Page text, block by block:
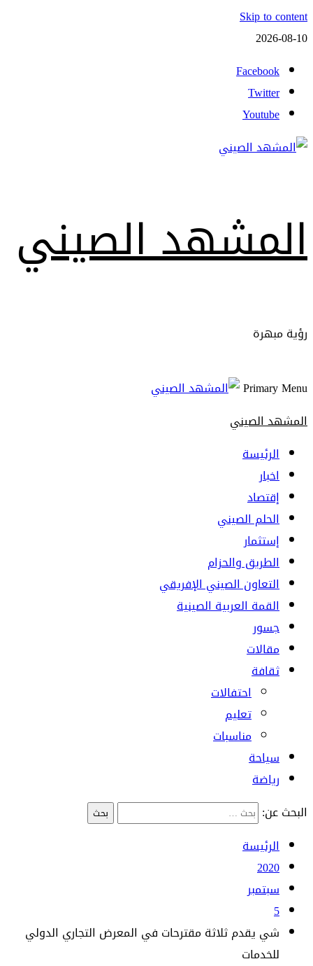
Skip to content
2026-08-10
Facebook
Twitter
Youtube
المشهد الصيني
رؤية مبهرة
Primary Menu
المشهد الصيني
الرئيسة
اخبار
إقتصاد
الحلم الصيني
إستثمار
الطريق والحزام
التعاون الصيني الإفريقي
القمة العربية الصينية
جسور
مقالات
ثقافة
احتفالات
تعليم
مناسبات
سياحة
رياضة
البحث عن:
الرئيسة
2020
سبتمبر
5
شي يقدم ثلاثة مقترحات في المعرض التجاري الدولي
للخدمات